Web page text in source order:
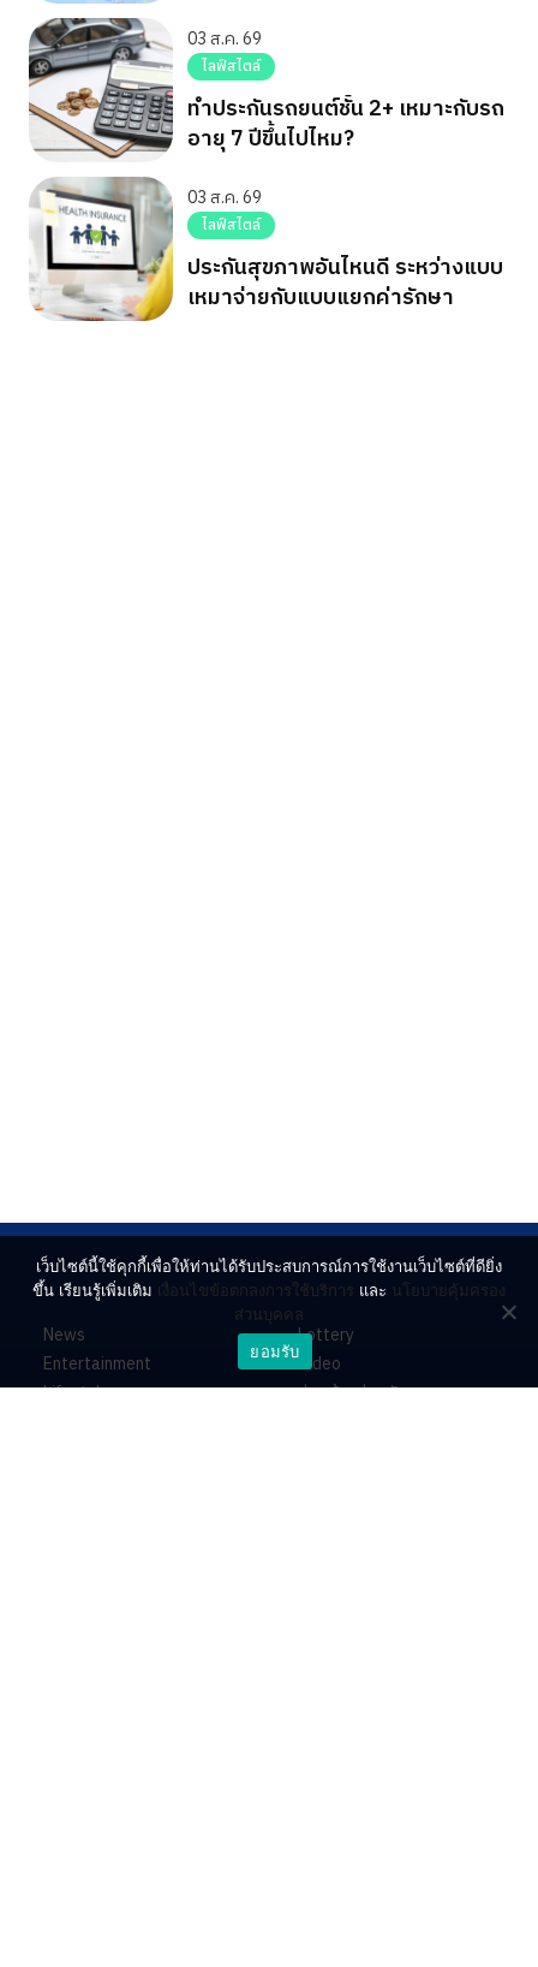
03 ส.ค. 69
ไลฟ์สไตล์
ทำประกันรถยนต์ชั้น 2+ เหมาะกับรถ
อายุ 7 ปีขึ้นไปไหม?
03 ส.ค. 69
ไลฟ์สไตล์
ประกันสุขภาพอันไหนดี ระหว่างแบบ
เหมาจ่ายกับแบบแยกค่ารักษา
News
Entertainment
Lifestyle
Lottery
Video
ร่วมด้วยช่วยกัน
เว็บไซต์นี้ใช้คุกกี้เพื่อให้ท่านได้รับประสบการณ์การใช้งานเว็บไซต์ที่ดียิ่ง
ขึ้น เรียนรู้เพิ่มเติม เงื่อนไขข้อตกลงการใช้บริการ และ นโยบายคุ้มครอง
ส่วนบุคคล
ยอมรับ